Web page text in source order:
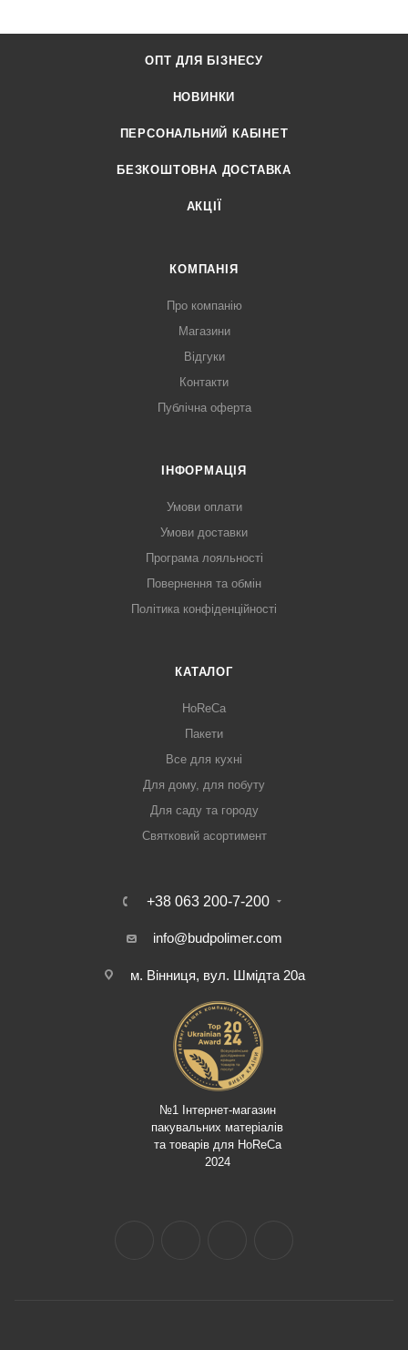
ОПТ ДЛЯ БІЗНЕСУ
НОВИНКИ
ПЕРСОНАЛЬНИЙ КАБІНЕТ
БЕЗКОШТОВНА ДОСТАВКА
АКЦІЇ
КОМПАНІЯ
Про компанію
Магазини
Відгуки
Контакти
Публічна оферта
ІНФОРМАЦІЯ
Умови оплати
Умови доставки
Програма лояльності
Повернення та обмін
Політика конфіденційності
КАТАЛОГ
HoReCa
Пакети
Все для кухні
Для дому, для побуту
Для саду та городу
Святковий асортимент
+38 063 200-7-200
info@budpolimer.com
м. Вінниця, вул. Шмідта 20а
№1 Інтернет-магазин
пакувальних матеріалів
та товарів для HoReCa
2024